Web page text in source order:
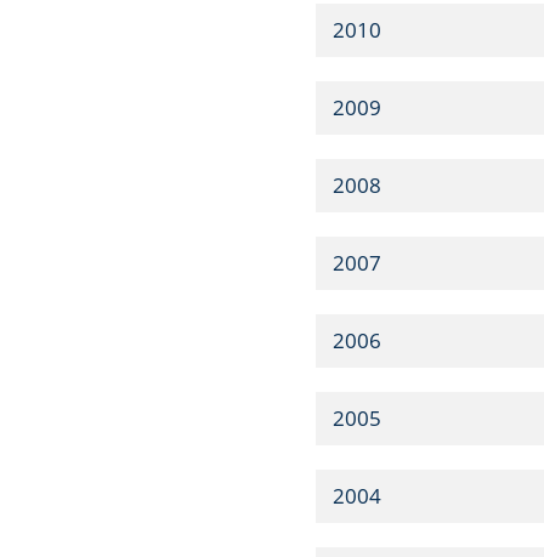
2010
2009
2008
2007
2006
2005
2004